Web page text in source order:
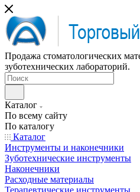
Продажа стоматологических
зуботехнических лабораторий.
Каталог
По всему сайту
По каталогу
Каталог
Инструменты и наконечники
Зуботехнические инструменты
Наконечники
Расходные материалы
Терапевтические инструменты